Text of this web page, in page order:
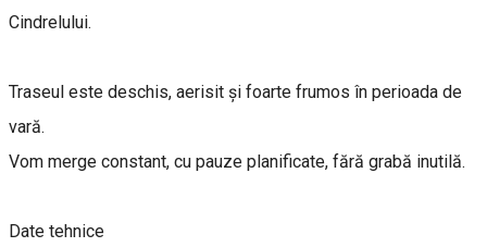
Cindrelului.
Traseul este deschis, aerisit și foarte frumos în perioada de
vară.
Vom merge constant, cu pauze planificate, fără grabă inutilă.
Date tehnice